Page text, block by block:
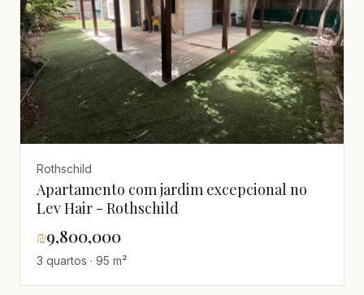
Rothschild
Apartamento com jardim excepcional no
Lev Hair - Rothschild
₪9,800,000
3 quartos · 95 m²